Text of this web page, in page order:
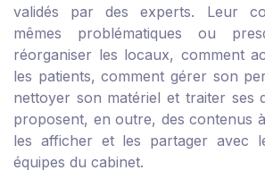
validés par des experts. Leur
mêmes problématiques ou
réorganiser les locaux, comment
les patients, comment gérer son
nettoyer son matériel et traiter ses
proposent, en outre, des contenus
les afficher et les partager avec
équipes du cabinet.